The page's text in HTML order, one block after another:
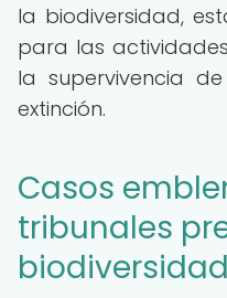
la biodiversidad,
para las
la supervivencia
extinción.
Casos
tribunales
biodiversidad